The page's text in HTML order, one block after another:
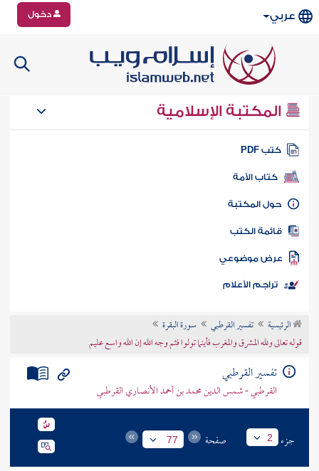
عربي دخول
المكتبة الإسلامية
كتب PDF
كتاب الأمة
المكتبة
الكتب
موضوعي
تراجم الأعلام
الرئيسية تفسير القرطبي
سورة البقرة
قوله تعالى ولله المشرق والمغرب فأينما تولوا فثم وجه الله إن الله واسع عليم
تفسير القرطبي
القرطبي - شمس الدين محمد بن أحمد الأنصاري القرطبي
جزء 2 صفحة 77